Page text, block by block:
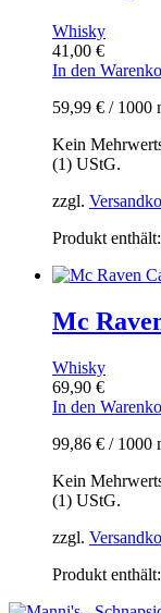
Whisky
41,00 €
In den
59,99 € / 1000
Kein
(1) UStG.
zzgl.
Produkt
Mc
Whisky
69,90 €
In den
99,86 € / 1000
Kein
(1) UStG.
zzgl.
Produkt